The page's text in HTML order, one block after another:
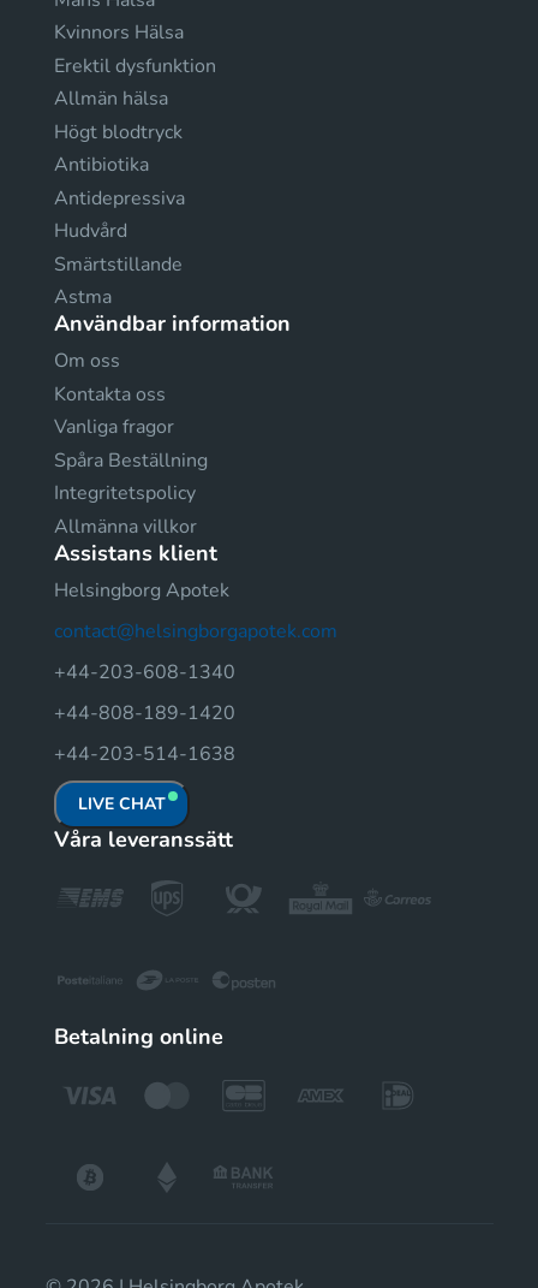
Kvinnors Hälsa
Erektil dysfunktion
Allmän hälsa
Högt blodtryck
Antibiotika
Antidepressiva
Hudvård
Smärtstillande
Astma
Användbar information
Om oss
Kontakta oss
Vanliga fragor
Spåra Beställning
Integritetspolicy
Allmänna villkor
Assistans klient
Helsingborg Apotek
contact@helsingborgapotek.com
+44-203-608-1340
+44-808-189-1420
+44-203-514-1638
LIVE CHAT
Våra leveranssätt
Betalning online